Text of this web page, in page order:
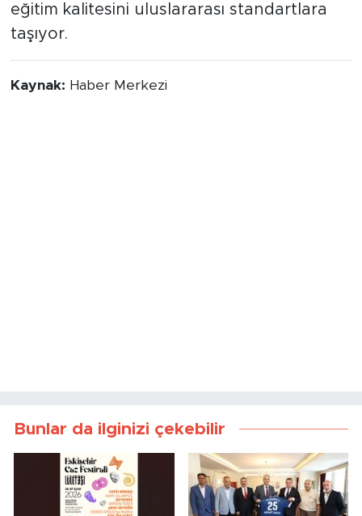
eğitim kalitesini uluslararası standartlara
taşıyor.
Kaynak: Haber Merkezi
Bunlar da ilginizi çekebilir